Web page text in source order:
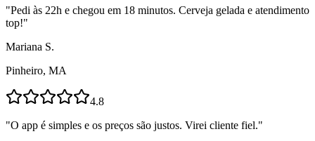
"Pedi às 22h e chegou em 18 minutos. Cerveja gelada e atendimento
top!"
Mariana S.
Pinheiro, MA
4.8
"O app é simples e os preços são justos. Virei cliente fiel."